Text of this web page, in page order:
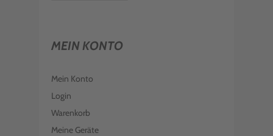
MEIN KONTO
Mein Konto
Login
Warenkorb
Meine Geräte